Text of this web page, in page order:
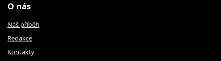
O nás
Náš příběh
Redakce
Kontakty